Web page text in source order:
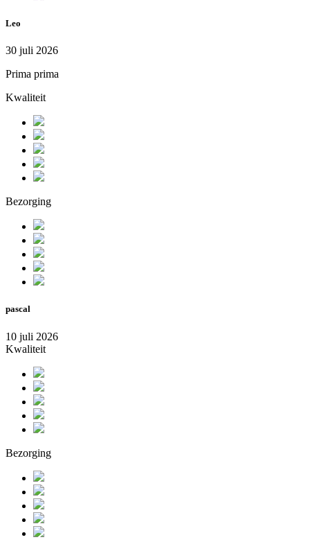
Leo
30 juli 2026
Prima prima
Kwaliteit
Bezorging
pascal
10 juli 2026
Kwaliteit
Bezorging